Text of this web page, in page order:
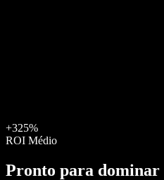
+325%
ROI Médio
Pronto para dominar